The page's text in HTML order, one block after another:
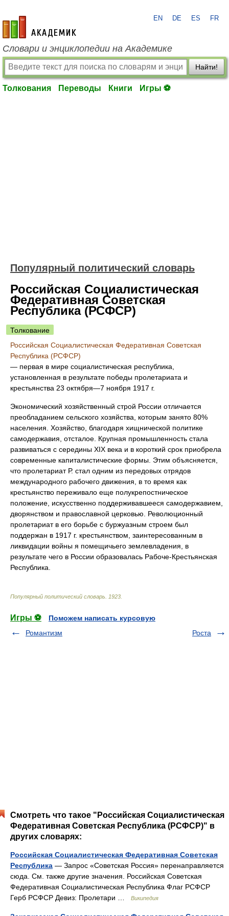
academic.ru
EN DE ES FR
Словари и энциклопедии на Академике
Найти!
Толкования Переводы Книги Игры ⚽
Популярный политический словарь
Российская Социалистическая
Федеративная Советская
Республика (РСФСР)
Толкование
Российская Социалистическая Федеративная Советская
Республика (РСФСР)
— первая в мире социалистическая республика,
установленная в результате победы пролетариата и
крестьянства 23 октября—7 ноября 1917 г.
Экономический хозяйственный строй России отличается
преобладанием сельского хозяйства, которым занято 80%
населения. Хозяйство, благодаря хищнической политике
самодержавия, отсталое. Крупная промышленность стала
развиваться с середины XIX века и в короткий срок приобрела
современные капиталистические формы. Этим объясняется,
что пролетариат Р. стал одним из передовых отрядов
международного рабочего движения, в то время как
крестьянство переживало еще полукрепостническое
положение, искусственно поддерживавшееся самодержавием,
дворянством и православной церковью. Революционный
пролетариат в его борьбе с буржуазным строем был
поддержан в 1917 г. крестьянством, заинтересованным в
ликвидации войны я помещичьего землевладения, в
результате чего в России образовалась Рабоче-Крестьянская
Республика.
Популярный политический словарь 1923
Игры ⚽
Поможем написать курсовую
Романтизм
Роста
Смотреть что такое "Российская Социалистическая
Федеративная Советская Республика (РСФСР)" в
других словарях:
Российская Социалистическая Федеративная Советская
Республика — Запрос «Советская Россия» перенаправляется
сюда. Cм. также другие значения. Российская Советская
Федеративная Социалистическая Республика Флаг РСФСР
Герб РСФСР Девиз: Пролетари …
Википедия